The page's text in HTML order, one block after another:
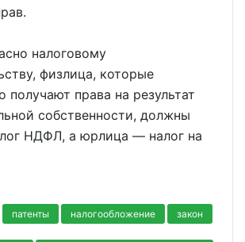
налоговому
физлица, которые
получают права на результат
собственности, должны
НДФЛ, а юрлица — налог на
патенты налогообложение закон